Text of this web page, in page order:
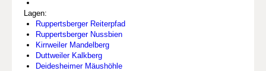
Lagen:
Ruppertsberger Reiterpfad
Ruppertsberger Nussbien
Kirrweiler Mandelberg
Duttweiler Kalkberg
Deidesheimer Mäushöhle